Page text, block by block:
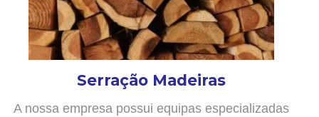
Serração Madeiras
A nossa empresa possui equipas especializadas